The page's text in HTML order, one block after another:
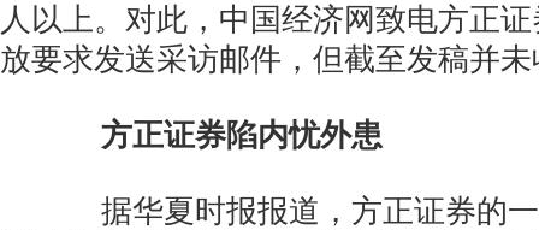
人以上。对此，中国经济网致电方正
放要求发送采访邮件，但截至发稿并
方正证券陷内忧外患
据华夏时报报道，方正证券的一